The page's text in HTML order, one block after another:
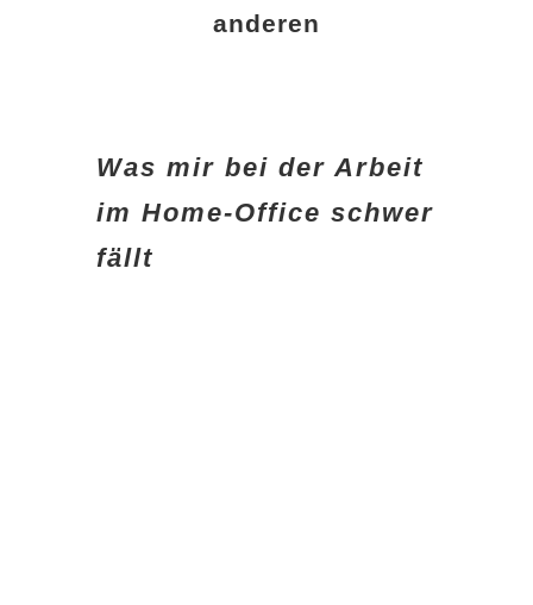
anderen
Was mir bei der Arbeit
im Home-Office schwer
fällt